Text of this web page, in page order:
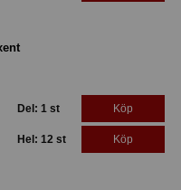
Del: 1 st Köp
Hel: 12 st Köp